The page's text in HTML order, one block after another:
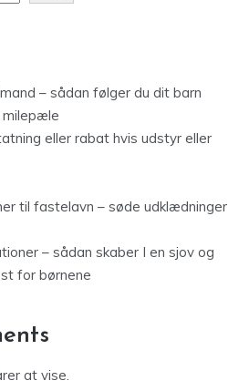
– sådan følger du dit barn
milepæle
eller rabat hvis udstyr eller
til fastelavn – søde udklædninger
– sådan skaber I en sjov og
for børnene
at vise.